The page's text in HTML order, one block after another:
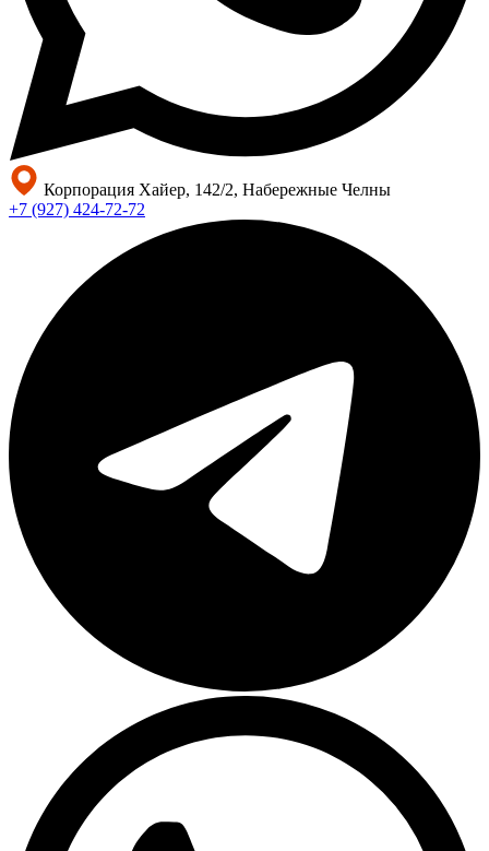
Корпорация Хайер, 142/2, Набережные Челны
+7 (927) 424-72-72